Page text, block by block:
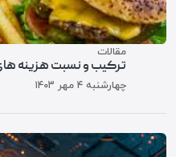
مقالات
ترکیب و نسبت هزینه های
چهارشنبه ۴ مهر ۱۴۰۳